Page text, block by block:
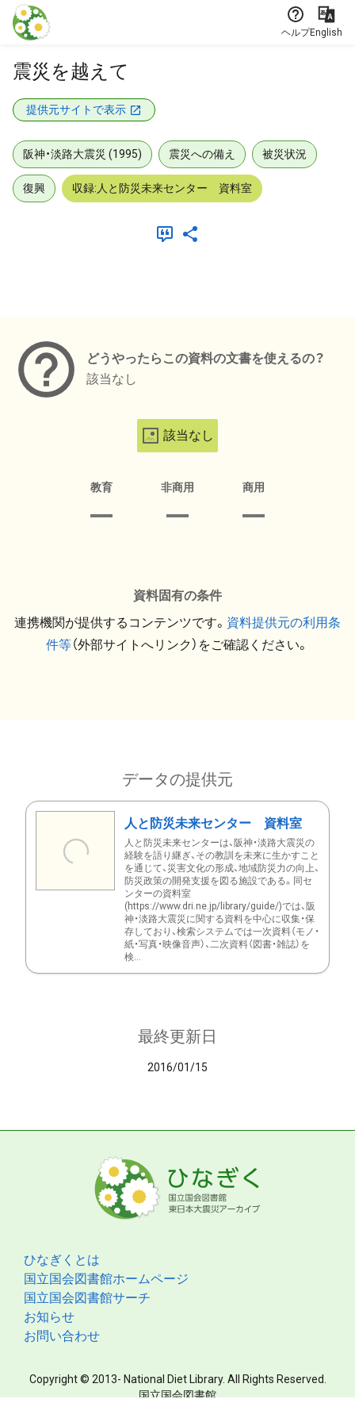
本文に飛ぶ
ヘルプEnglish
震災を越えて
提供元サイトで表示
阪神・淡路大震災 (1995) 震災への備え 被災状況
復興 収録:人と防災未来センター 資料室
どうやったらこの資料の文書を使えるの？
該当なし
該当なし
教育 非商用 商用
資料固有の条件
連携機関が提供するコンテンツです。 資料提供元の利用条
件等（外部サイトへリンク）をご確認ください。
データの提供元
人と防災未来センター 資料室
人と防災未来センターは、阪神・淡路大震災の
経験を語り継ぎ、その教訓を未来に生かすこと
を通じて、災害文化の形成、地域防災力の向上、
防災政策の開発支援を図る施設である。同セ
ンターの資料室
(https://www.dri.ne.jp/library/guide/)では、阪
神・淡路大震災に関する資料を中心に収集・保
存しており、検索システムでは一次資料（モノ・
紙・写真・映像音声）、二次資料（図書・雑誌）を
検...
最終更新日
2016/01/15
ひなぎくとは
国立国会図書館ホームページ
国立国会図書館サーチ
お知らせ
お問い合わせ
Copyright © 2013- National Diet Library. All Rights Reserved.